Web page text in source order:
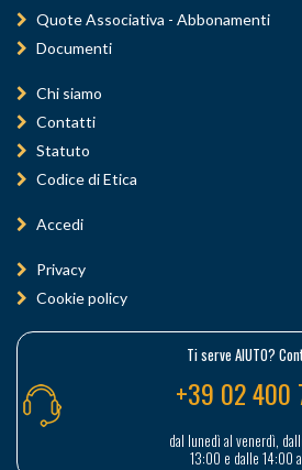
Quote Associativa - Abbonamenti
Documenti
Chi siamo
Contatti
Statuto
Codice di Etica
Accedi
Privacy
Cookie policy
Ti serve AIUTO?
+39 02 400
dal lunedì al venerdì,
13:00 e dalle 14:00